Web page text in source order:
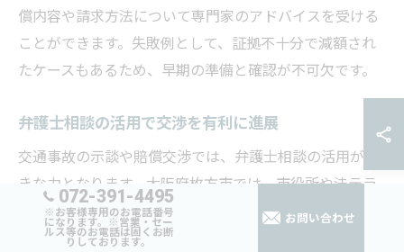
償内容や請求方法について専門家のアドバイスを受ける
ことができます。失敗例として、証拠不十分で減額され
たケースもあるため、早期の準備と確認が不可欠です。
弁護士相談の活用で交渉を有利に進展
交通事故の示談や賠償交渉では、弁護士相談の活用が大
きな力となります。大阪府枚方市では、市役所や法テラ
ス、弁護士会による無料相談が利用でき、専門的な知見
を得ることが可能です。特に、複雑な案件や後遺障害認
072-391-4495
※お客様専用のお電話番号
になります。※営業・セー
ルス等のお電話は固くお断
りしております。
お問い合わせ